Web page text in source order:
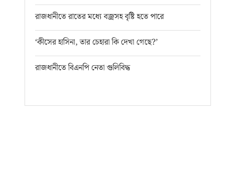
রাজধানীতে রাতের মধ্যে বজ্রসহ বৃষ্টি হতে পারে
‘কীসের হাসিনা, তার চেহারা কি দেখা গেছে?’
রাজধানীতে বিএনপি নেতা গুলিবিদ্ধ